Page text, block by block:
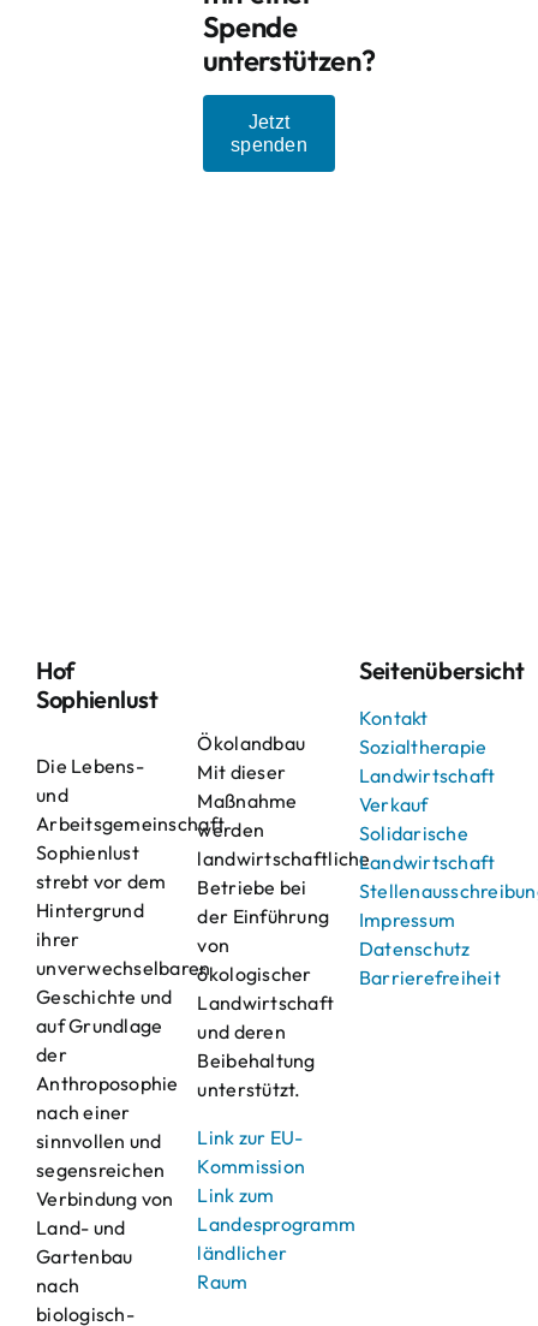
Spende
unterstützen?
Jetzt
spenden
Hof
Sophienlust
Die Lebens-
und
Arbeitsgemeinschaft
Sophienlust
strebt vor dem
Hintergrund
ihrer
unverwechselbaren
Geschichte und
auf Grundlage
der
Anthroposophie
nach einer
sinnvollen und
segensreichen
Verbindung von
Land- und
Gartenbau
nach
biologisch-
Ökolandbau
Mit dieser
Maßnahme
werden
landwirtschaftliche
Betriebe bei
der Einführung
von
ökologischer
Landwirtschaft
und deren
Beibehaltung
unterstützt.
Link zur EU-
Kommission
Link zum
Landesprogramm
ländlicher
Raum
Seitenübersicht
Kontakt
Sozialtherapie
Landwirtschaft
Verkauf
Solidarische
Landwirtschaft
Impressum
Datenschutz
Barrierefreiheit